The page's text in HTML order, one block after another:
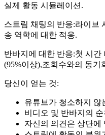
실제 활동 시뮬레이션.
스트림 채팅의 반응:라이브
송 역학에 대한 적응.
반바지에 대한 반응:첫 시
(95%이상),조회수와의 동기
당신이 얻는 것:
유튜브가 청소하지 않
비디오 및 반바지의
자신의 의견은 상단에